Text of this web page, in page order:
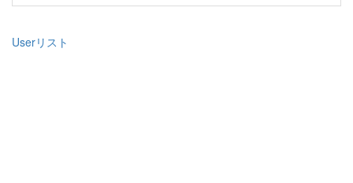
Userリスト